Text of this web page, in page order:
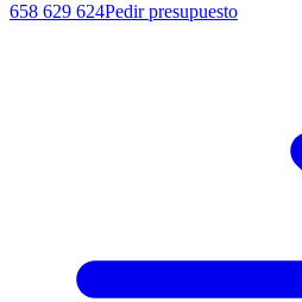
658 629 624Pedir presupuesto